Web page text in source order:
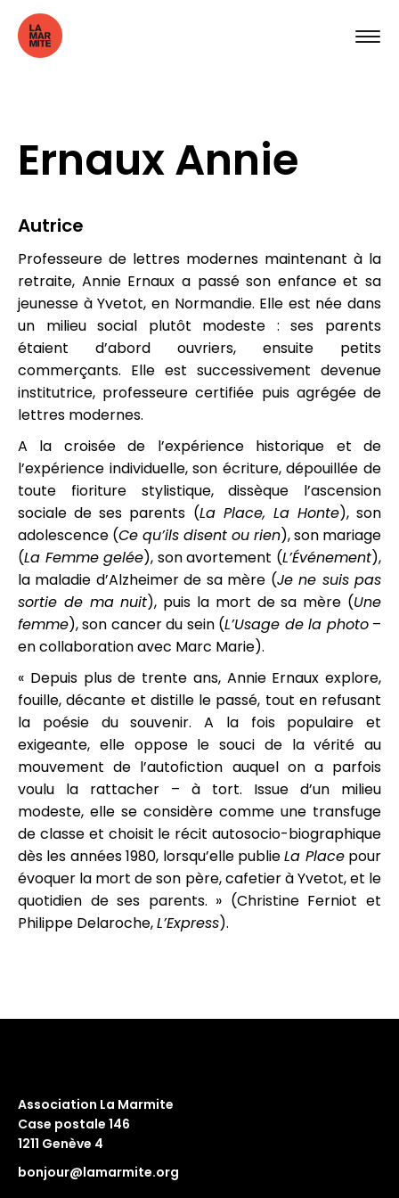
Ernaux Annie
Autrice
Professeure de lettres modernes maintenant à la
retraite, Annie Ernaux a passé son enfance et sa
jeunesse à Yvetot, en Normandie. Elle est née dans
un milieu social plutôt modeste : ses parents
étaient d’abord ouvriers, ensuite petits
commerçants. Elle est successivement devenue
institutrice, professeure certifiée puis agrégée de
lettres modernes.
A la croisée de l’expérience historique et de
l’expérience individuelle, son écriture, dépouillée de
toute fioriture stylistique, dissèque l’ascension
sociale de ses parents (La Place, La Honte), son
adolescence (Ce qu’ils disent ou rien), son mariage
(La Femme gelée), son avortement (L’Événement),
la maladie d’Alzheimer de sa mère (Je ne suis pas
sortie de ma nuit), puis la mort de sa mère (Une
femme), son cancer du sein (L’Usage de la photo–
en collaboration avec Marc Marie).
« Depuis plus de trente ans, Annie Ernaux explore,
fouille, décante et distille le passé, tout en refusant
la poésie du souvenir. A la fois populaire et
exigeante, elle oppose le souci de la vérité au
mouvement de l’autofiction auquel on a parfois
voulu la rattacher – à tort. Issue d’un milieu
modeste, elle se considère comme une transfuge
de classe et choisit le récit autosocio-biographique
dès les années 1980, lorsqu’elle publieLa Placepour
évoquer la mort de son père, cafetier à Yvetot, et le
quotidien de ses parents. » (Christine Ferniot et
Philippe Delaroche,L’Express).
Association La Marmite
Case postale 146
1211 Genève 4
bonjour@lamarmite.org